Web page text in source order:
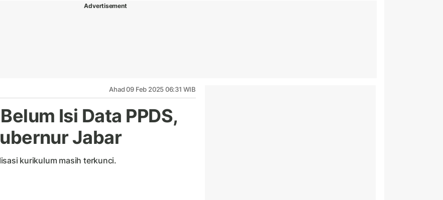
Advertisement
Ahad 09 Feb 2025 06:31 WIB
Isi Data PPDS,
Jabar
kurikulum masih terkunci.